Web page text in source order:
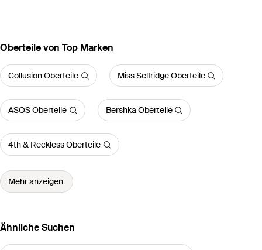
Oberteile von Top Marken
Collusion Oberteile Miss Selfridge Oberteile
ASOS Oberteile Bershka Oberteile
4th & Reckless Oberteile
Mehr anzeigen
Ähnliche Suchen